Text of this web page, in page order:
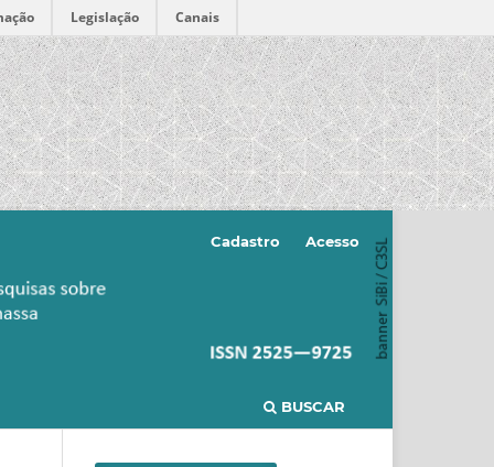
Legislação Canais
BUSCAR
Cadastro Acesso